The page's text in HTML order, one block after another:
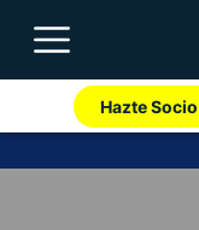
Hazte Socio